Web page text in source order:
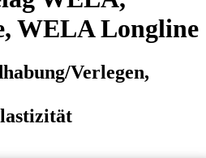
WELA Longline
Verlegen,